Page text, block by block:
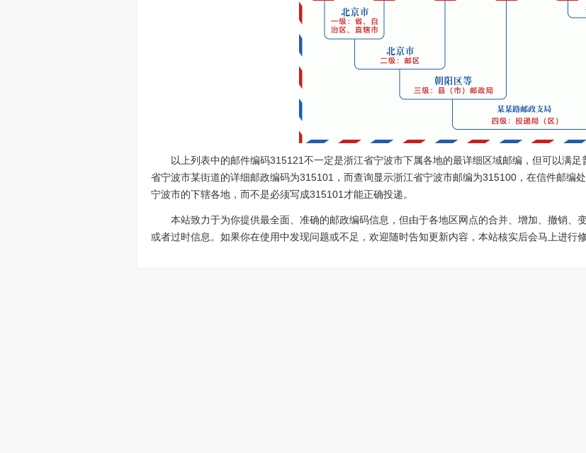
以上列表中的邮件编码315121不一定是浙江省宁波市下属各地的最详细区域邮编，但可以满
省宁波市某街道的详细邮政编码为315101，而查询显示浙江省宁波市邮编为315100，在信件邮编
宁波市的下辖各地，而不是必须写成315101才能正确投递。
本站致力于为你提供最全面、准确的邮政编码信息，但由于各地区网点的合并、增加、撤销、
或者过时信息。如果你在使用中发现问题或不足，欢迎随时告知更新内容，本站核实后会马上进行